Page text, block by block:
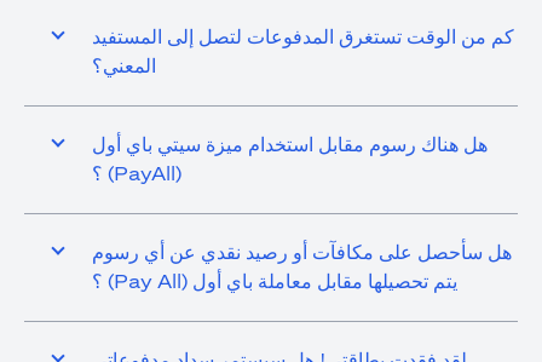
كم من الوقت تستغرق المدفوعات لتصل إلى المستفيد
المعني؟
هل هناك رسوم مقابل استخدام ميزة سيتي باي أول
(PayAll) ؟
هل سأحصل على مكافآت أو رصيد نقدي عن أي رسوم
يتم تحصيلها مقابل معاملة باي أول (Pay All) ؟